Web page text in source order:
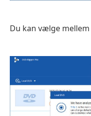
Du kan vælge mellem